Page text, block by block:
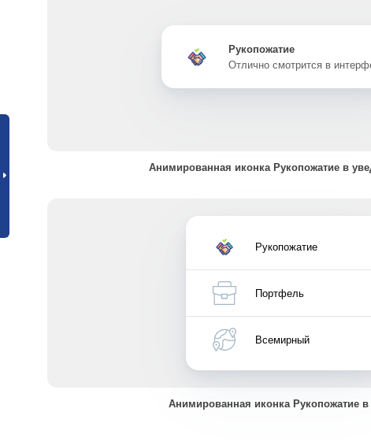
Рукопожатие
Отлично смотрится в
Анимированная иконка Рукопожатие в
Рукопожатие
Портфель
Всемирный
Анимированная иконка Рукопожатие